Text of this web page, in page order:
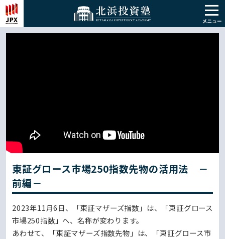
東証グロース市場250指数先物の活用法 －
前編－
2023年11月6日、「東証マザーズ指数」は、「東証グロース
市場250指数」へ、名称が変わります。
あわせて、「東証マザーズ指数先物」は、「東証グロース市